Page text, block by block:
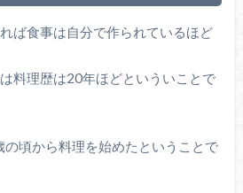
ば食事は自分で作られているほど
料理歴は20年ほどといういことで
頃から料理を始めたということで